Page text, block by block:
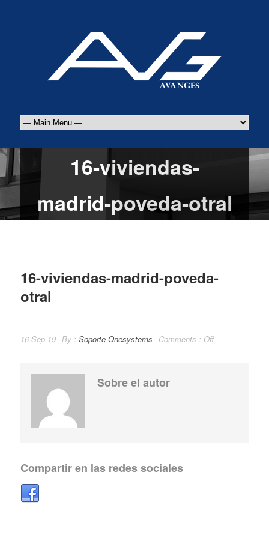
16-viviendas-
madrid-poveda-otral
16-viviendas-madrid-poveda-
otral
16 Sep 19 By : Soporte Onesystems Comments : Off
Sobre el autor
Compartir en las redes sociales